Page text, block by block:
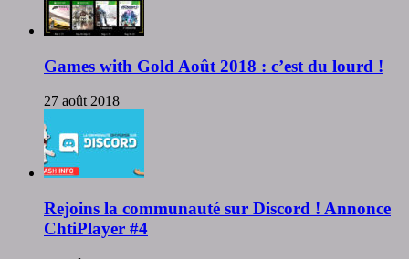
Games with Gold Août 2018 : c’est du lourd !
27 août 2018
Rejoins la communauté sur Discord ! Annonce
ChtiPlayer #4